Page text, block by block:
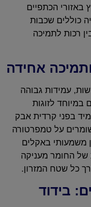
באזורי הכתפיים
כוללים שכבות
רכות לתמיכה
אחידה
עמידות גבוהה
במיוחד לזוגות
בפני קרדית אבק
על טמפרטורה
משמעותי באקלים
של החומר מעניקה
כל שטח המזרון.
בידוד